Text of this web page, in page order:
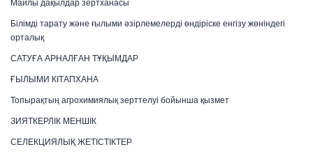
Майлы дақылдар зертханасы
Білімді тарату және ғылыми әзірлемелерді өндіріске енгізу жөніндегі
орталық
САТУҒА АРНАЛҒАН ТҰҚЫМДАР
ҒЫЛЫМИ КІТАПХАНА
Топырақтың агрохимиялық зерттелуі бойынша қызмет
ЗИЯТКЕРЛІК МЕНШІК
СЕЛЕКЦИЯЛЫҚ ЖЕТІСТІКТЕР